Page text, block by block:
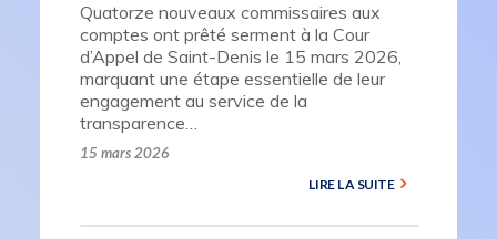
Quatorze nouveaux commissaires aux
comptes ont prêté serment à la Cour
d’Appel de Saint-Denis le 15 mars 2026,
marquant une étape essentielle de leur
engagement au service de la
transparence…
15 mars 2026
LIRE LA SUITE